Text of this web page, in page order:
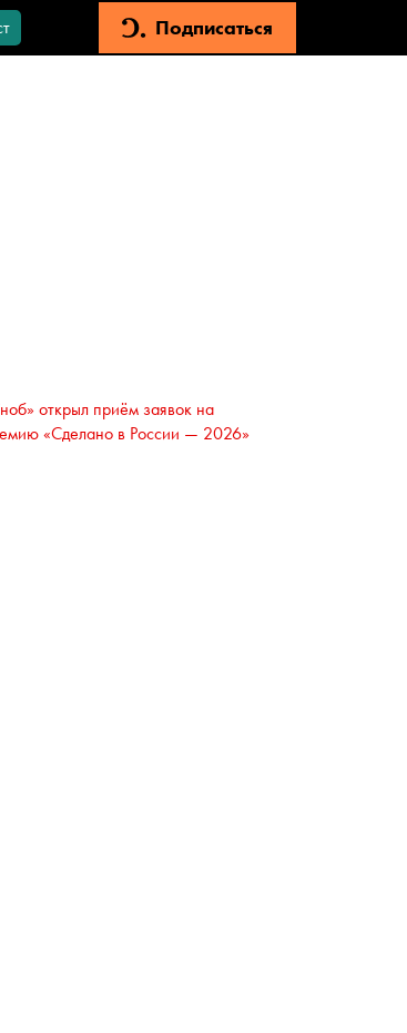
Подписаться
открыл приём заявок на
«Сделано в России — 2026»